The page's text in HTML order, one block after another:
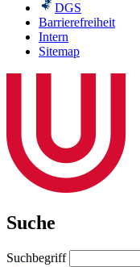
DGS
Barrierefreiheit
Intern
Sitemap
Suche
Suchbegriff